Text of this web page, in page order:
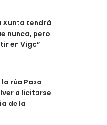
Xunta tendrá
nunca, pero
en Vigo”
rúa Pazo
a licitarse
de la